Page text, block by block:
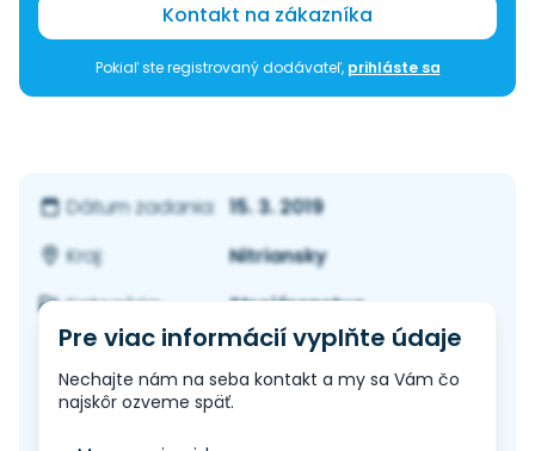
Kontakt na zákazníka
Pokiaľ ste registrovaný dodávateľ, prihláste sa
Dátum zadania: 15. 3. 2019
Kraj:
Nitriansky
Kategória:
Strojárenstvo
Pre viac informácií vyplňte údaje
Nechajte nám na seba kontakt a my sa Vám čo
najskôr ozveme späť.